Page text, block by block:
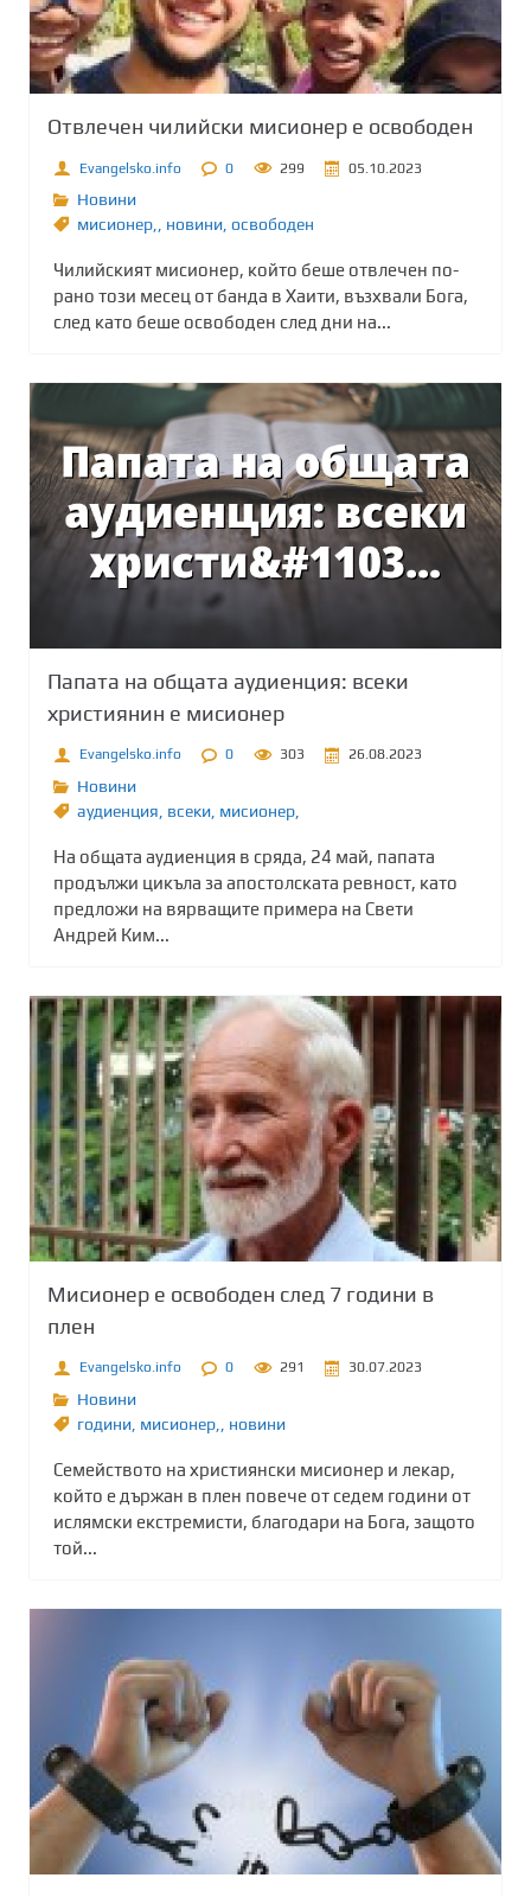
Отвлечен чилийски мисионер е освободен
Evangelsko.info 0 299 05.10.2023
Новини
мисионер,
новини освободен
Чилийският мисионер, който беше отвлечен по-
рано този месец от банда в Хаити, възхвали Бога,
след като беше освободен след дни на...
Папата на общата аудиенция: всеки
християнин е мисионер
Evangelsko.info 0 303 26.08.2023
Новини
аудиенция всеки мисионер,
На общата аудиенция в сряда, 24 май, папата
продължи цикъла за апостолската ревност, като
предложи на вярващите примера на Свети
Андрей Ким...
Мисионер е освободен след 7 години в
плен
Evangelsko.info 0 291 30.07.2023
Новини
години мисионер, новини
Семейството на християнски мисионер и лекар,
който е държан в плен повече от седем години от
ислямски екстремисти, благодари на Бога, защото
той...